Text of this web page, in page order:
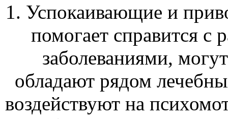
1. Успокаивающие и
помогает справится
заболеваниями,
обладают рядом
воздействуют на